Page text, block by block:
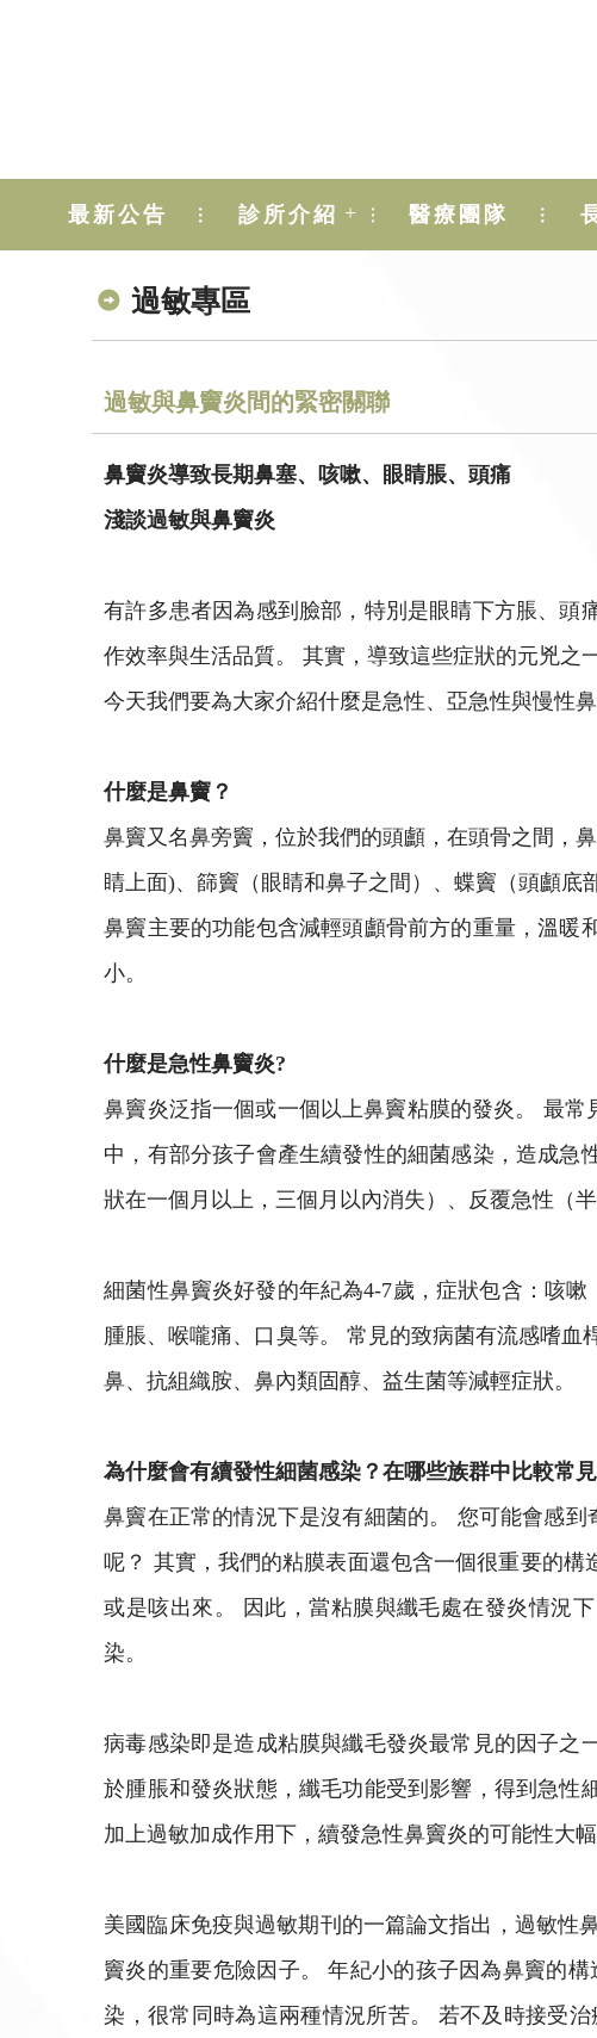
最新公告 診所介紹 + 醫療團隊
過敏專區
過敏與鼻竇炎間的緊密關聯
鼻竇炎導致長期鼻塞、咳嗽、眼睛脹、頭痛
淺談過敏與鼻竇炎
有許多患者因為感到臉部，特別是眼睛下方脹、頭
作效率與生活品質。 其實，導致這些症狀的元兇之
今天我們要為大家介紹什麼是急性、亞急性與慢性
什麼是鼻竇？
鼻竇又名鼻旁竇，位於我們的頭顱，在頭骨之間，
睛上面)、篩竇（眼睛和鼻子之間）、蝶竇（頭顱底
鼻竇主要的功能包含減輕頭顱骨前方的重量，溫暖
小。
什麼是急性鼻竇炎?
鼻竇炎泛指一個或一個以上鼻竇粘膜的發炎。 最
中，有部分孩子會產生續發性的細菌感染，造成急
狀在一個月以上，三個月以內消失）、反覆急性（
細菌性鼻竇炎好發的年紀為4-7歲，症狀包含：咳
腫脹、喉嚨痛、口臭等。 常見的致病菌有流感嗜
鼻、抗組織胺、鼻內類固醇、益生菌等減輕症狀。
為什麼會有續發性細菌感染？在哪些族群中比較常見
鼻竇在正常的情況下是沒有細菌的。 您可能會感
呢？ 其實，我們的粘膜表面還包含一個很重要的
或是咳出來。 因此，當粘膜與纖毛處在發炎情況
染。
病毒感染即是造成粘膜與纖毛發炎最常見的因子之
於腫脹和發炎狀態，纖毛功能受到影響，得到急性
加上過敏加成作用下，續發急性鼻竇炎的可能性大幅
美國臨床免疫與過敏期刊的一篇論文指出，過敏性
竇炎的重要危險因子。 年紀小的孩子因為鼻竇的
染，很常同時為這兩種情況所苦。 若不及時接受